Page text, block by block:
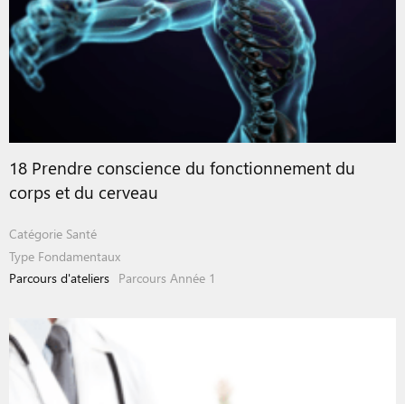
18 Prendre conscience du fonctionnement du
corps et du cerveau
Catégorie Santé
Type Fondamentaux
Parcours d'ateliers Parcours Année 1